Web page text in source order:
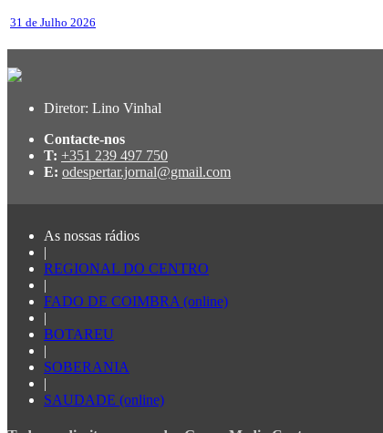
31 de Julho 2026
Diretor: Lino Vinhal
Contacte-nos
T: +351 239 497 750
E: odespertar.jornal@gmail.com
As nossas rádios
|
REGIONAL DO CENTRO
|
FADO DE COIMBRA (online)
|
BOTAREU
|
SOBERANIA
|
SAUDADE (online)